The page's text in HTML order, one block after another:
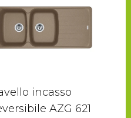
incasso
AZG 621